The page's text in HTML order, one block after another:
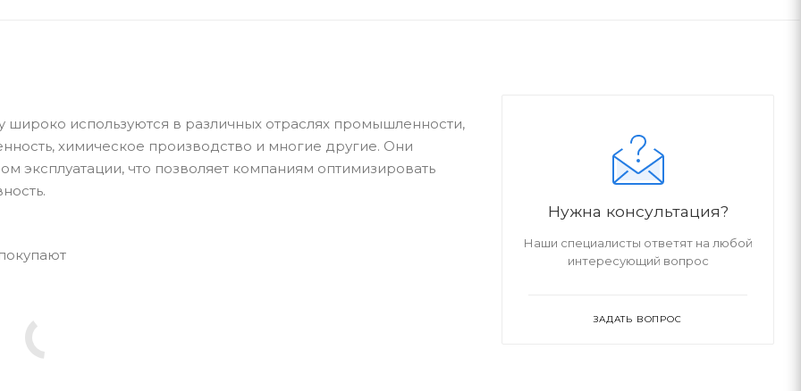
широко используются в различных отраслях промышленности,
химическое производство и многие другие. Они
эксплуатации, что позволяет компаниям оптимизировать
Нужна консультация?
Наши специалисты ответят на любой
интересующий вопрос
ЗАДАТЬ ВОПРОС